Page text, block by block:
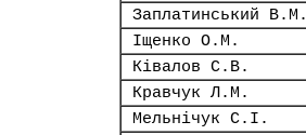
Заплатинський В.М.
Іщенко О.М.
Ківалов С.В.
Кравчук Л.М.
Мельнічук С.І.